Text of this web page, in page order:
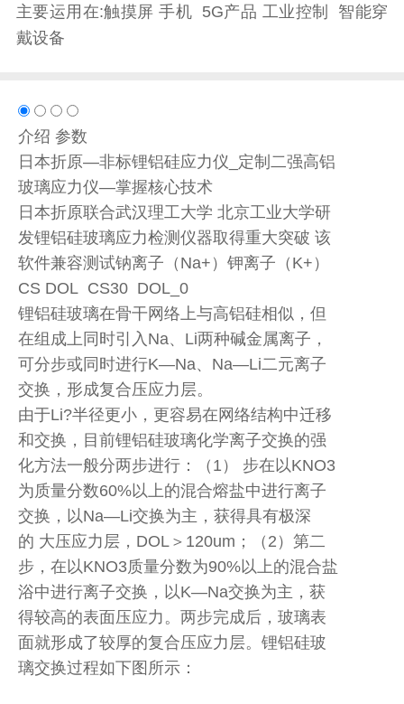
主要运用在:触摸屏 手机 5G产品 工业控制 智能穿
戴设备
介绍 参数
日本折原—非标锂铝硅应力仪_定制二强高铝
玻璃应力仪—掌握核心技术
日本折原联合武汉理工大学 北京工业大学研
发锂铝硅玻璃应力检测仪器取得重大突破 该
软件兼容测试钠离子（Na+）钾离子（K+）
CS DOL CS30 DOL_0
锂铝硅玻璃在骨干网络上与高铝硅相似，但
在组成上同时引入Na、Li两种碱金属离子，
可分步或同时进行K—Na、Na—Li二元离子
交换，形成复合压应力层。
由于Li?半径更小，更容易在网络结构中迁移
和交换，目前锂铝硅玻璃化学离子交换的强
化方法一般分两步进行：（1） 步在以KNO3
为质量分数60%以上的混合熔盐中进行离子
交换，以Na—Li交换为主，获得具有极深
的 大压应力层，DOL＞120um；（2）第二
步，在以KNO3质量分数为90%以上的混合盐
浴中进行离子交换，以K—Na交换为主，获
得较高的表面压应力。两步完成后，玻璃表
面就形成了较厚的复合压应力层。锂铝硅玻
璃交换过程如下图所示：